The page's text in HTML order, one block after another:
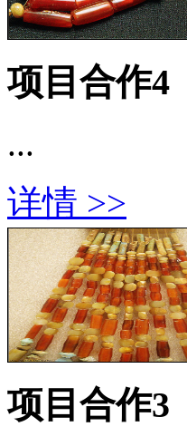
项目合作4
...
详情 >>
项目合作3